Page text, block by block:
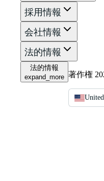
採用情報
会社情報
法的情報
法的情報
expand_more 著作権